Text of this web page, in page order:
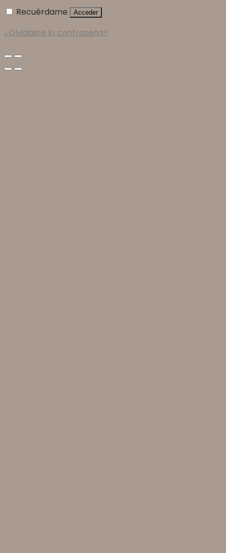
Recuérdame
Acceder
¿Olvidaste la contraseña?